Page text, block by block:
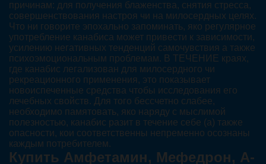
причинам: для получения блаженства, снятия стресса,
совершенствования настроя чи на милосердных целях.
Что ни говорите эпохально запоминать, яко регулярное
употребление канабиса может привести к зависимости,
усилению негативных тенденций самочувствия а также
психоэмоциональным проблемам. В ТЕЧЕНИЕ краях,
где канабис легализован для милосердного чи
рекреационного применения, это показывает
новоиспеченные средства чтобы исследования его
лечебных свойств. Для того бессчетно слабее,
необходимо памятовать, яко наряду с мыслимой
полезностью, канабис разит в течение себе (а) также
опасности, кои соответственны непременно осознаны
каждым потребителем.
Купить Амфетамин, Мефедрон, A-